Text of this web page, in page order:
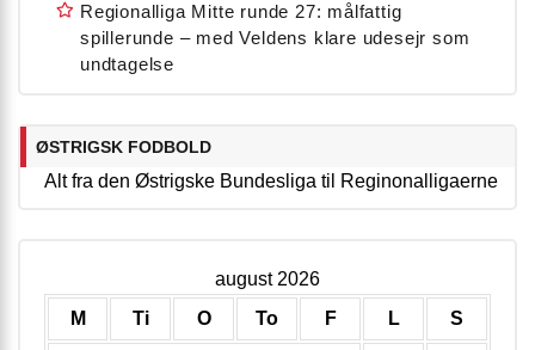
Regionalliga Mitte runde 27: målfattig
spillerunde – med Veldens klare udesejr som
undtagelse
ØSTRIGSK FODBOLD
Alt fra den Østrigske Bundesliga til Reginonalligaerne
august 2026
M
Ti O To F L S